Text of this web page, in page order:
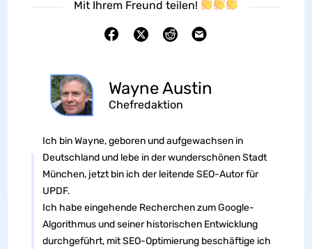
Mit Ihrem Freund teilen!
Wayne Austin
Chefredaktion
Ich bin Wayne, geboren und aufgewachsen in
Deutschland und lebe in der wunderschönen Stadt
München, jetzt bin ich der leitende SEO-Autor für
UPDF.
Ich habe eingehende Recherchen zum Google-
Algorithmus und seiner historischen Entwicklung
durchgeführt, mit SEO-Optimierung beschäftige ich